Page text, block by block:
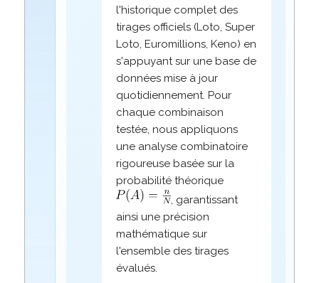
l'historique complet des
tirages officiels (Loto, Super
Loto, Euromillions, Keno) en
s'appuyant sur une base de
données mise à jour
quotidiennement. Pour
chaque combinaison
testée, nous appliquons
une analyse combinatoire
rigoureuse basée sur la
probabilité théorique
, garantissant
ainsi une précision
mathématique sur
l'ensemble des tirages
évalués.